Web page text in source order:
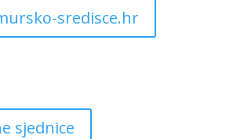
sredisce.hr
sjednice